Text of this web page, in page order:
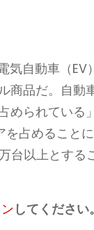
気自動車（
商品だ。自動
められている
占めること
台以上とする
してください。